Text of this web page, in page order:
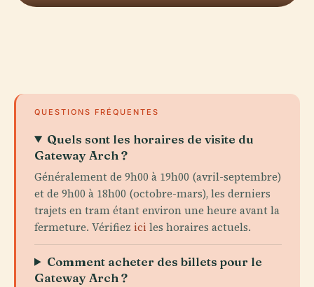
QUESTIONS FRÉQUENTES
Quels sont les horaires de visite du
Gateway Arch ?
Généralement de 9h00 à 19h00 (avril-septembre)
et de 9h00 à 18h00 (octobre-mars), les derniers
trajets en tram étant environ une heure avant la
fermeture. Vérifiez ici les horaires actuels.
Comment acheter des billets pour le
Gateway Arch ?